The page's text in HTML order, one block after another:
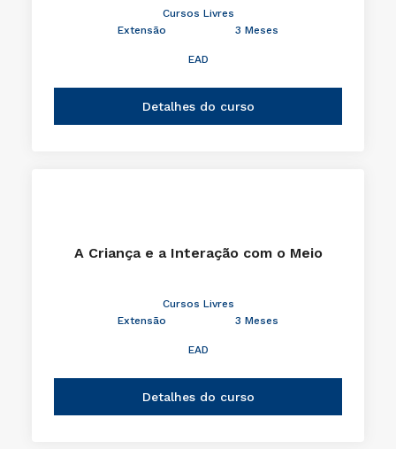
Cursos Livres
Extensão
3 Meses
EAD
Detalhes do curso
A Criança e a Interação com o Meio
Cursos Livres
Extensão
3 Meses
EAD
Detalhes do curso